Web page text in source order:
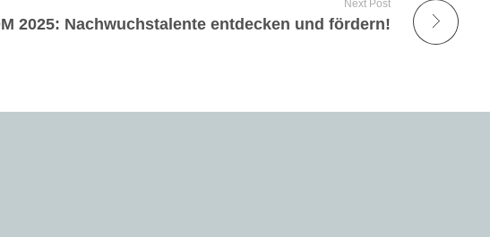
Next Post
2025: Nachwuchstalente entdecken und fördern!